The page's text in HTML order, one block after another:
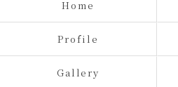
Home
Profile
Gallery